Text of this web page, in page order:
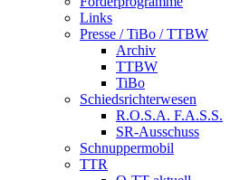
Links
Presse / TiBo / TTBW
Archiv
TTBW
TiBo
Schiedsrichterwesen
R.O.S.A. F.A.S.S.
SR-Ausschuss
Schnuppermobil
TTR